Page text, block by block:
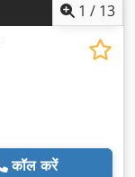
1 / 13
कॉल करें